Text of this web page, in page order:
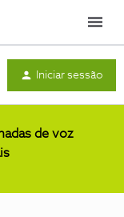
Menu
Iniciar sessão
de voz